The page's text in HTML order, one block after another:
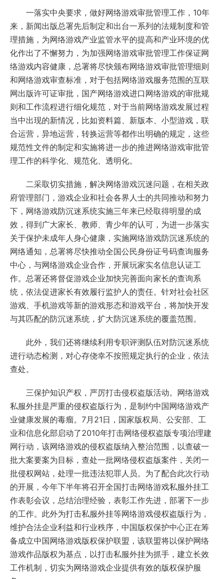
一落实中央要求，做好网络游戏审批管理工作，10年
来，新闻出版总署先后制定和出台一系列的法规制度和管
理措施，为网络游戏产业监管水平的提高和产业环境的优
化作出了不懈努力，为加强网络游戏审批管理工作保证网
络游戏内容健康，总署将尽快颁布网络游戏审批管理细则
和网络游戏审查标准，对于包括网络游戏服务范围的互联
网出版许可证审批，国产网络游戏进口网络游戏的审批规
则和工作流程进行细化规范，对于当前网络游戏发展过程
当中出现的新情况，比如资料篇、新版本、小型游戏，联
合运营，异地运营，转换运营等都作出明确的规定，这些
规范性文件的制定和实施将进一步的推进网络游戏审批管
理工作的科学化、规范化、透明化。
二采取切实措施，解决网络游戏沉迷问题，在相关政
府管理部门，游戏企业和社会各界人士的共同推动和努力
下，网络游戏防沉迷系统实施三年来已经取得明显的成
效，得到广大家长、教师、青少年的认可，为进一步落实
关于保护未成年人身心健康，实施网络游戏防沉迷系统的
网络通知，总署将尽快推动全国公民身份证号码查询服务
中心，与网络游戏企业合作，开展玩家实名信息认证工
作。总署还将督促游戏企业加快完善面向家长的查询系
统，依法促进家长有效履行监护人的责任。针对社会社区
游戏、手机游戏等新的游戏形态和游戏平台，将加快开发
与其匹配的防沉迷系统，扩大防沉迷系统的覆盖范围。
此外，我们还将继续利用专职评测队伍对防沉迷系统
进行动态检测，对心存侥幸不按照规定执行的企业，依法
查处。
三保护知识产权，严厉打击侵权盗版活动。网络游戏
私服外挂是严重的侵权盗版行为，是制约中国网络游戏产
业健康发展的毒瘤。7月21日，国家版权局、公安部、工
业和信息化部启动了2010年打击网络侵权盗版专项治理建
网行动，该网络游戏的侵权盗版纳入整治范围，以查破一
批大案要案为目标，查处一批网络侵权盗版案件，关闭一
批侵权网站，处理一批违法犯罪人员。为了配合此次行动
的开展，今年下半年将召开全国打击网络游戏私服外挂工
作表彰会议，总结治理经验，表彰工作先进，部署下一步
的工作。此外为打击私服外挂等网络游戏侵权盗版行为，
维护合法企业利益和行业秩序，中国版权保护中心正在筹
备成立中国网络游戏版权保护联盟，该联盟将以保护网络
游戏作品版权为基点，以打击私服外挂为抓手，建立长效
工作机制，切实为网络游戏企业提供有效的版权保护服